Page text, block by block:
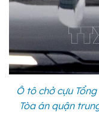
Ô tô chở cựu
Tòa án quận